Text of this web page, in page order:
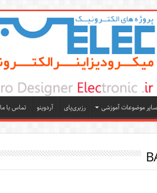
سایر موضوعات آموزشی رزبری‌پای آردوینو تماس با ما